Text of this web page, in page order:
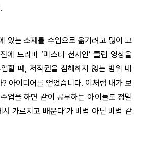
있는 소재를 수업으로 옮기려고 많이 고
에 드라마 ‘미스터 션샤인’ 클립 영상을
할 때, 저작권을 침해하지 않는 범위 내
아이디어를 얻었습니다. 이처럼 내가 보
업을 하면 같이 공부하는 아이들도 정말
서 가르치고 배운다’가 비법 아닌 비법 같